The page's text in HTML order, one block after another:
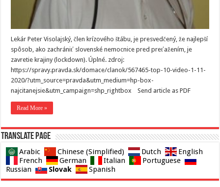
Lekár Peter Visolajský, člen krízového štábu, je presvedčený, že najlepší
spôsob, ako zachrániť slovenské nemocnice pred preťažením, je
zavretie krajiny (lockdown). Úplné. zdroj:
https://spravy.pravda.sk/domace/clanok/567465-top-10-video-1-11-
2020/?utm_source=pravda&utm_medium=hp-box-
najcitanejsie&utm_campaign=shp_rightbox Send article as PDF
Read More »
Translate page
Arabic Chinese (Simplified) Dutch
English
French
German Italian
Portuguese
Russian
Slovak Spanish